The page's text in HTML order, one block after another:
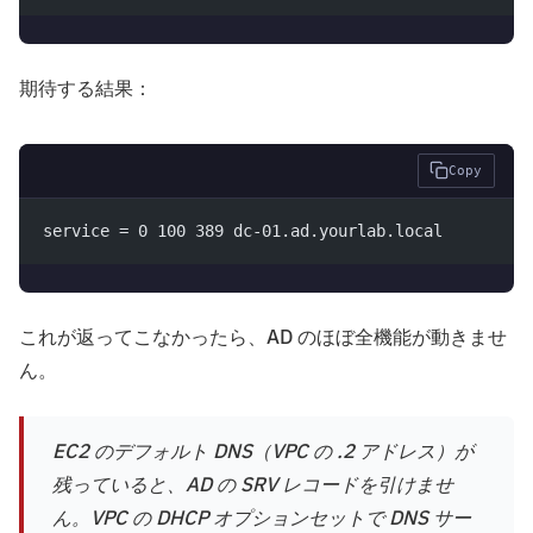
期待する結果：
Copy
service = 0 100 389 dc-01.ad.yourlab.local
これが返ってこなかったら、AD のほぼ全機能が動きませ
ん。
EC2 のデフォルト DNS（VPC の .2 アドレス）が
残っていると、AD の SRV レコードを引けませ
ん。VPC の DHCP オプションセットで DNS サー